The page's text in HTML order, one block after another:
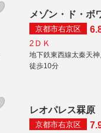
メゾン・ド・ボ
京都市右京区
2ＤＫ
地下鉄東西線太秦天神
徒歩10分
レオパレス罧原
京都市右京区